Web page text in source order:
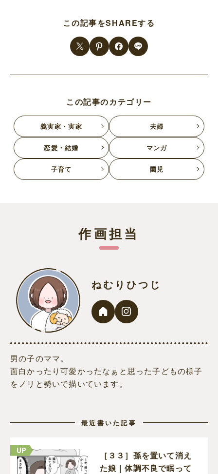
この記事をSHAREする
この記事のカテゴリー
義実家・実家 夫婦
恋愛・結婚 マンガ
子育て 園児
作画担当
ねむりひつじ
男の子のママ。
面白かったり可愛かったなぁと思った子どもの様子
をノリと勢いで描いています。
最近書いた記事
［３３］孫を置いて消え
た娘｜体調不良で眠って